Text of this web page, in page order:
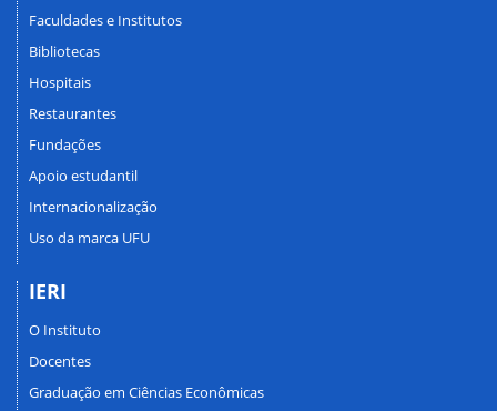
Faculdades e Institutos
Bibliotecas
Hospitais
Restaurantes
Fundações
Apoio estudantil
Internacionalização
Uso da marca UFU
IERI
O Instituto
Docentes
Graduação em Ciências Econômicas